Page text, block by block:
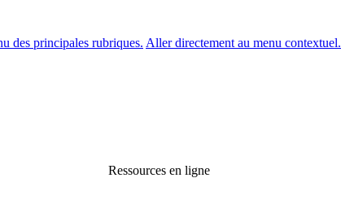
des principales rubriques. Aller directement au menu contextuel.
Ressources en ligne